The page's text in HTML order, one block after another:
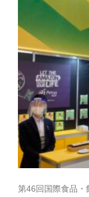
第46回国際食品・